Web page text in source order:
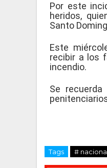
Por este
heridos,
Santo
Este
recibir a los
incendio.
Se
Tags #